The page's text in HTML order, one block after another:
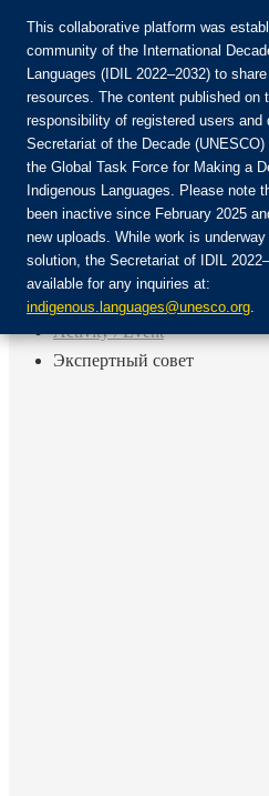
Присоединяйтесь к
Авторизоваться
EN
FR
Назад
Activity / Event
Экспертный совет
This collaborative platform was
community of the International
Languages (IDIL 2022–2032) to
resources. The content published on
responsibility of registered users
Secretariat of the Decade
the Global Task Force for Making a
Indigenous Languages. Please note
been inactive since February 2025
new uploads. While work is
solution, the Secretariat of IDIL
available for any inquiries at:
indigenous.languages@unesco.org.